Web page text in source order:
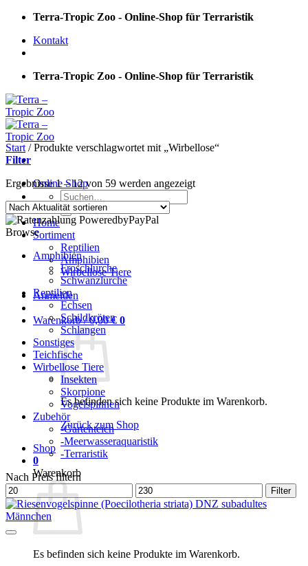
Skip
content
Terra-Tropic Zoo - Online-Shop für Terraristik
Kontakt
Terra-Tropic Zoo - Online-Shop für Terraristik
Online Shop
Suchen
nach:
Home
Sortiment
Reptilien
Amphibien
Wirbellose Tiere
Anmelden
Warenkorb /0,00€ 0
Es befinden sich keine Produkte im Warenkorb.
Zurück zum Shop
Shop
0
Warenkorb
Es befinden sich keine Produkte im Warenkorb.
Start /Produkte verschlagwortet mit „Wirbellose“
Filter
Ergebnisse 1 – 12 von 59 werden angezeigtNach
Browse
Amphibien
Froschlurche
Schwanzlurche
Reptilien
Echsen
Schildkröten
Schlangen
Sonstiges
Teichfische
Wirbellose Tiere
Insekten
Skorpione
Vogelspinnen
Zubehör
-Gartenteich
-Meerwasseraquaristik
-Terraristik
Nach Preis filtern
Min.
Preis
Max.
Preis
Filter